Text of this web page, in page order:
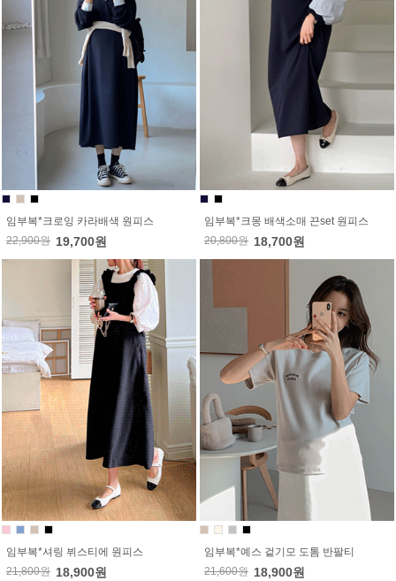
임부복*크로잉 카라배색 원피스
22,900원 19,700원
임부복*크몽 배색소매 끈set 원피스
20,800원 18,700원
임부복*셔링 뷔스티에 원피스
21,800원 18,900원
임부복*예스 겉기모 도톰 반팔티
21,600원 18,900원